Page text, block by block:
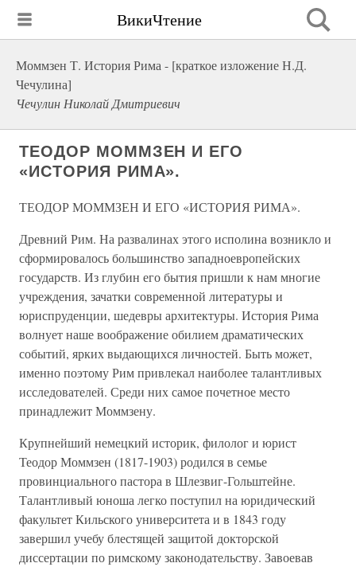
ВикиЧтение
Моммзен Т. История Рима - [краткое изложение Н.Д.
Чечулина]
Чечулин Николай Дмитриевич
ТЕОДОР МОММЗЕН И ЕГО
«ИСТОРИЯ РИМА».
ТЕОДОР МОММЗЕН И ЕГО «ИСТОРИЯ РИМА».
Древний Рим. На развалинах этого исполина возникло и
сформировалось большинство западноевропейских
государств. Из глубин его бытия пришли к нам многие
учреждения, зачатки современной литературы и
юриспруденции, шедевры архитектуры. История Рима
волнует наше воображение обилием драматических
событий, ярких выдающихся личностей. Быть может,
именно поэтому Рим привлекал наиболее талантливых
исследователей. Среди них самое почетное место
принадлежит Моммзену.
Крупнейший немецкий историк, филолог и юрист
Теодор Моммзен (1817-1903) родился в семье
провинциального пастора в Шлезвиг-Гольштейне.
Талантливый юноша легко поступил на юридический
факультет Кильского университета и в 1843 году
завершил учебу блестящей защитой докторской
диссертации по римскому законодательству. Завоевав